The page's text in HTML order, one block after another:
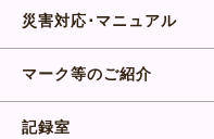
災害対応･マニュアル
マーク等のご紹介
記録室